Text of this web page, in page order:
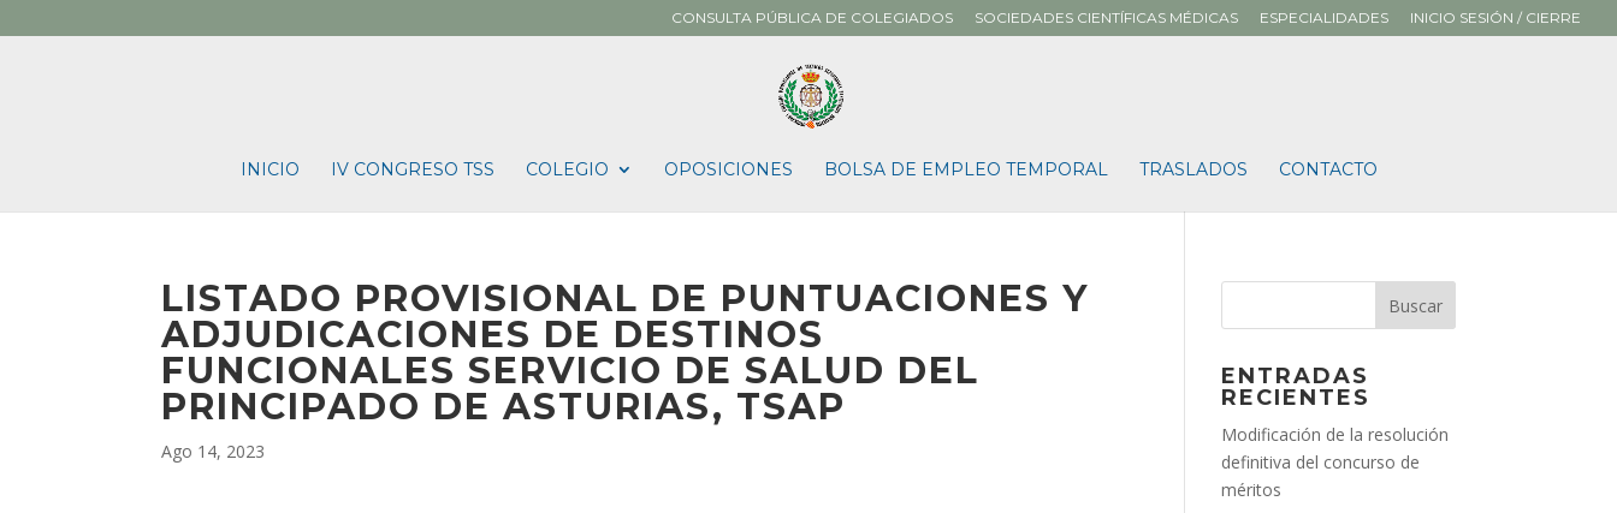
CONSULTA PÚBLICA DE COLEGIADOS SOCIEDADES CIENTÍFICAS MÉDICAS ESPECIALIDADES INICIO SESIÓN / CIERRE
INICIO IV CONGRESO TSS COLEGIO OPOSICIONES BOLSA DE EMPLEO TEMPORAL TRASLADOS CONTACTO
LISTADO PROVISIONAL DE PUNTUACIONES Y
ADJUDICACIONES DE DESTINOS
FUNCIONALES SERVICIO DE SALUD DEL
PRINCIPADO DE ASTURIAS, TSAP
Ago 14, 2023
ENTRADAS
RECIENTES
Modificación de la resolución
definitiva del concurso de
méritos